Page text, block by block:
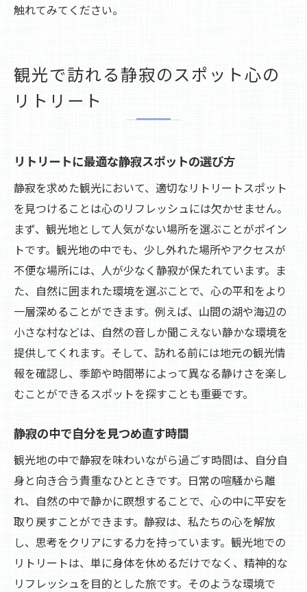
触れてみてください。
観光で訪れる静寂のスポット心の
リトリート
リトリートに最適な静寂スポットの選び方
静寂を求めた観光において、適切なリトリートスポット
を見つけることは心のリフレッシュには欠かせません。
まず、観光地として人気がない場所を選ぶことがポイン
トです。観光地の中でも、少し外れた場所やアクセスが
不便な場所には、人が少なく静寂が保たれています。ま
た、自然に囲まれた環境を選ぶことで、心の平和をより
一層深めることができます。例えば、山間の湖や海辺の
小さな村などは、自然の音しか聞こえない静かな環境を
提供してくれます。そして、訪れる前には地元の観光情
報を確認し、季節や時間帯によって異なる静けさを楽し
むことができるスポットを探すことも重要です。
静寂の中で自分を見つめ直す時間
観光地の中で静寂を味わいながら過ごす時間は、自分自
身と向き合う貴重なひとときです。日常の喧騒から離
れ、自然の中で静かに瞑想することで、心の中に平安を
取り戻すことができます。静寂は、私たちの心を解放
し、思考をクリアにする力を持っています。観光地での
リトリートは、単に身体を休めるだけでなく、精神的な
リフレッシュを目的とした旅です。そのような環境で